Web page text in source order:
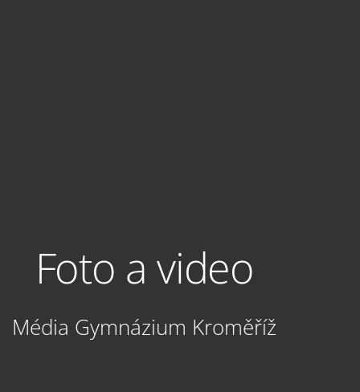
Foto a video
Média Gymnázium Kroměříž